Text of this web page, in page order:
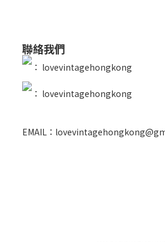
聯絡我們
： lovevintagehongkong
： lovevintagehongkong
EMAIL：